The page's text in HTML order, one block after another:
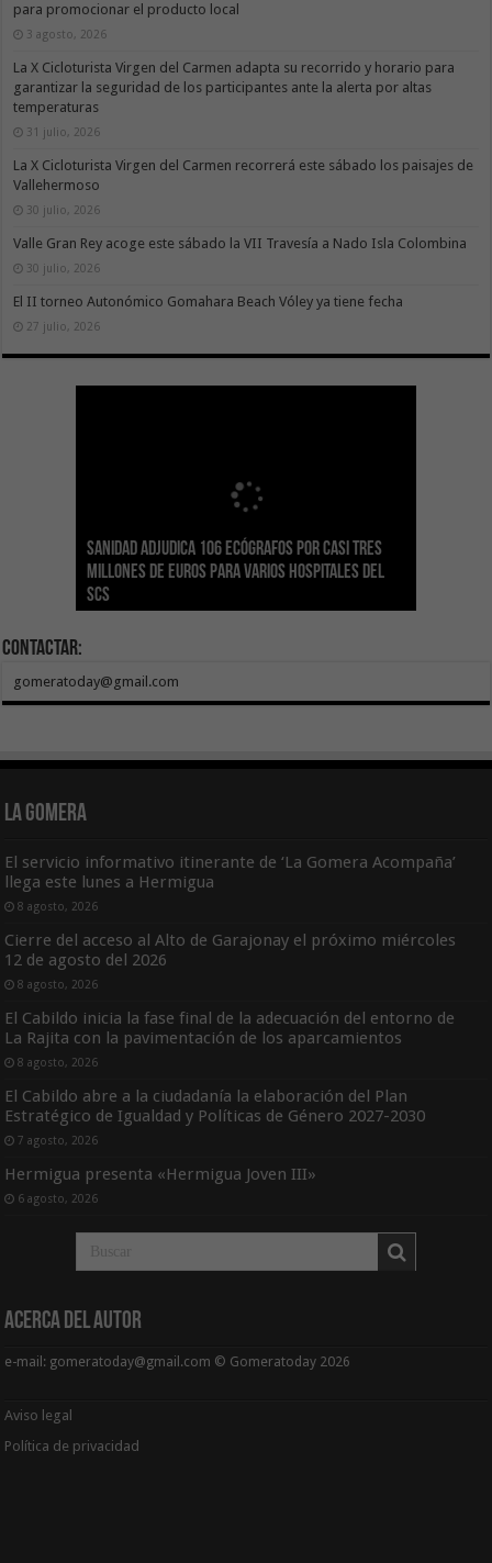
para promocionar el producto local
3 agosto, 2026
La X Cicloturista Virgen del Carmen adapta su recorrido y horario para
garantizar la seguridad de los participantes ante la alerta por altas
temperaturas
31 julio, 2026
La X Cicloturista Virgen del Carmen recorrerá este sábado los paisajes de
Vallehermoso
30 julio, 2026
Valle Gran Rey acoge este sábado la VII Travesía a Nado Isla Colombina
30 julio, 2026
El II torneo Autonómico Gomahara Beach Vóley ya tiene fecha
27 julio, 2026
Sanidad adjudica 106 ecógrafos por casi tres
millones de euros para varios hospitales del
SCS
Gesplan logra la máxima puntuación en el
Índice de Transparencia de Canarias por cuarto
año consecutivo
El Gobierno canario concede ayudas del
POSEICAN-Pesca al sector por valor de 7,09 M€
tras aumentar las cuantías
Transición Ecológica coordina con Ashotel su
adhesión a la Red de Refugios Climáticos de
Canarias
Visocan incorpora 170 pisos a su parque de
vivienda protegida en régimen de alquiler
asequible de Tenerife
Sanidad refuerza la capacidad diagnóstica de
los centros de salud con el impulso de la
ecografía clínica
Contactar:
gomeratoday@gmail.com
La Gomera
El servicio informativo itinerante de ‘La Gomera Acompaña’
llega este lunes a Hermigua
8 agosto, 2026
Cierre del acceso al Alto de Garajonay el próximo miércoles
12 de agosto del 2026
8 agosto, 2026
El Cabildo inicia la fase final de la adecuación del entorno de
La Rajita con la pavimentación de los aparcamientos
8 agosto, 2026
El Cabildo abre a la ciudadanía la elaboración del Plan
Estratégico de Igualdad y Políticas de Género 2027-2030
7 agosto, 2026
Hermigua presenta «Hermigua Joven III»
6 agosto, 2026
Acerca del Autor
e-mail: gomeratoday@gmail.com © Gomeratoday 2026
Aviso legal
Política de privacidad